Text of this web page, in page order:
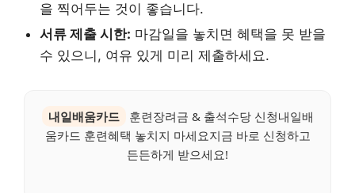
을 찍어두는 것이 좋습니다.
서류 제출 시한: 마감일을 놓치면 혜택을 못 받을
수 있으니, 여유 있게 미리 제출하세요.
내일배움카드
훈련장려금 & 출석수당 신청내일배
움카드 훈련혜택 놓치지 마세요지금 바로 신청하고
든든하게 받으세요!